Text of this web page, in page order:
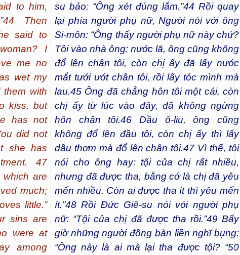
to him,
Then
said to
I
me no
wet my
them with
kiss, but
has not
did not
she has
47
are
much;
little.”
sins are
were at
among
su bảo: “Ông xét đúng lắm.”44 Rồi quay
lại phía người phụ nữ, Người nói với ông
Si-môn: “Ông thấy người phụ nữ này chứ?
Tôi vào nhà ông: nước lã, ông cũng không
đổ lên chân tôi, còn chị ấy đã lấy nước
mắt tưới ướt chân tôi, rồi lấy tóc mình mà
lau.45 Ông đã chẳng hôn tôi một cái, còn
chị ấy từ lúc vào đây, đã không ngừng
hôn chân tôi.46 Dầu ô-liu, ông cũng
không đổ lên đầu tôi, còn chị ấy thì lấy
dầu thơm mà đổ lên chân tôi.47 Vì thế, tôi
nói cho ông hay: tội của chị rất nhiều,
nhưng đã được tha, bằng cớ là chị đã yêu
mến nhiều. Còn ai được tha ít thì yêu mến
ít.”48 Rồi Đức Giê-su nói với người phụ
nữ: “Tội của chị đã được tha rồi.”49Bấy
giờ những người đồng bàn liền nghĩ bụng:
“Ông này là ai mà lại tha được tội? “50